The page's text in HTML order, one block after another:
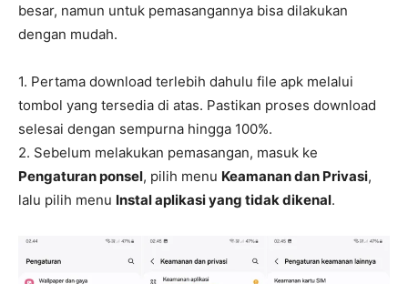
besar, namun untuk pemasangannya bisa dilakukan
dengan mudah.
1. Pertama download terlebih dahulu file apk melalui
tombol yang tersedia di atas. Pastikan proses download
selesai dengan sempurna hingga 100%.
2. Sebelum melakukan pemasangan, masuk ke
Pengaturan ponsel, pilih menu Keamanan dan Privasi,
lalu pilih menu Instal aplikasi yang tidak dikenal.